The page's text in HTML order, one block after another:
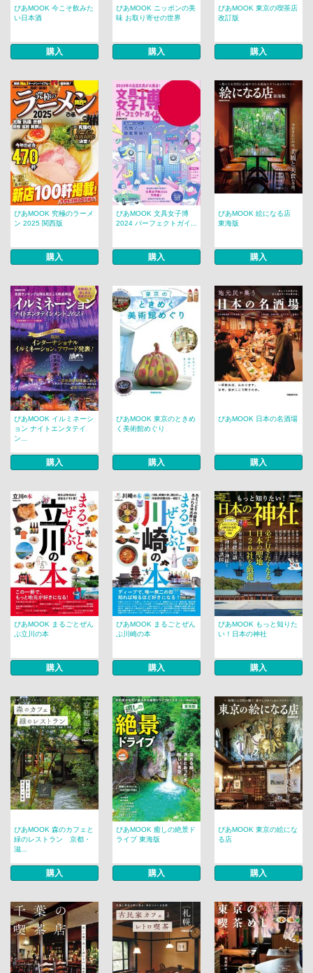
ぴあMOOK 今こそ飲みた
い日本酒
購入
ぴあMOOK ニッポンの美
味 お取り寄せの世界
購入
ぴあMOOK 東京の喫茶店
改訂版
購入
ぴあMOOK 究極のラーメ
ン 2025 関西版
購入
ぴあMOOK 文具女子博
2024 パーフェクトガイ...
購入
ぴあMOOK 絵になる店
東海版
購入
ぴあMOOK イルミネーシ
ョン ナイトエンタテイ
ン...
購入
ぴあMOOK 東京のときめ
く美術館めぐり
購入
ぴあMOOK 日本の名酒場
購入
ぴあMOOK まるごとぜん
ぶ立川の本
購入
ぴあMOOK まるごとぜん
ぶ川崎の本
購入
ぴあMOOK もっと知りた
い！日本の神社
購入
ぴあMOOK 森のカフェと
緑のレストラン 京都・
滋...
購入
ぴあMOOK 癒しの絶景ド
ライブ 東海版
購入
ぴあMOOK 東京の絵にな
る店
購入